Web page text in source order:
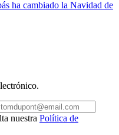
ha cambiado la Navidad de
nuestra Política de